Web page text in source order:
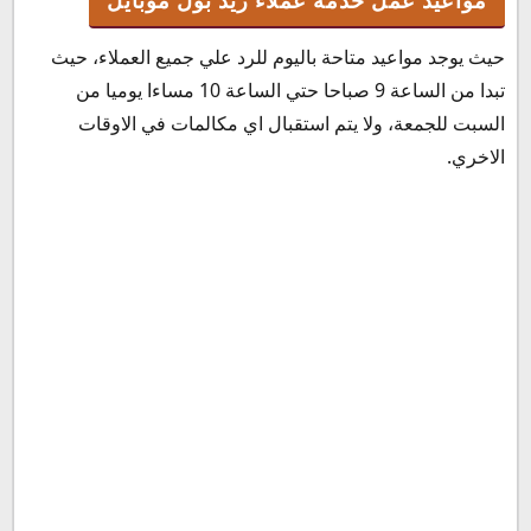
حيث يوجد مواعيد متاحة باليوم للرد علي جميع العملاء، حيث
تبدا من الساعة 9 صباحا حتي الساعة 10 مساءا يوميا من
السبت للجمعة، ولا يتم استقبال اي مكالمات في الاوقات
الاخري.